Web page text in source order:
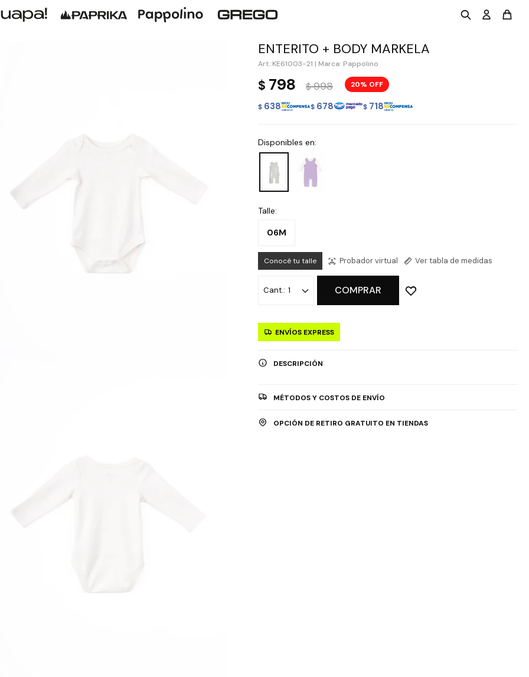
ENTERITO + BODY MARKELA
KE61003-21 | Marca: Pappolino
$ 798 $ 998 20
$ 638 $ 678 $ 718
Disponibles en:
Talle:
06M
Conocé tu talle Probador virtual Ver tabla de medidas
1 COMPRAR
ENVÍOS EXPRESS
DESCRIPCIÓN
MÉTODOS Y COSTOS DE ENVÍO
OPCIÓN DE RETIRO GRATUITO EN TIENDAS